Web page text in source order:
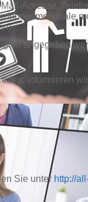
Adresse,
angegeben
informieren
Sie unter http://